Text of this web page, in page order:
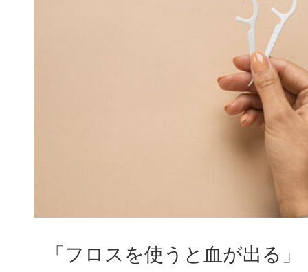
FLOW
ABOUT
医院案内・ア
料金表
分院 おおみや新生歯科
「フロスを使うと血が出る